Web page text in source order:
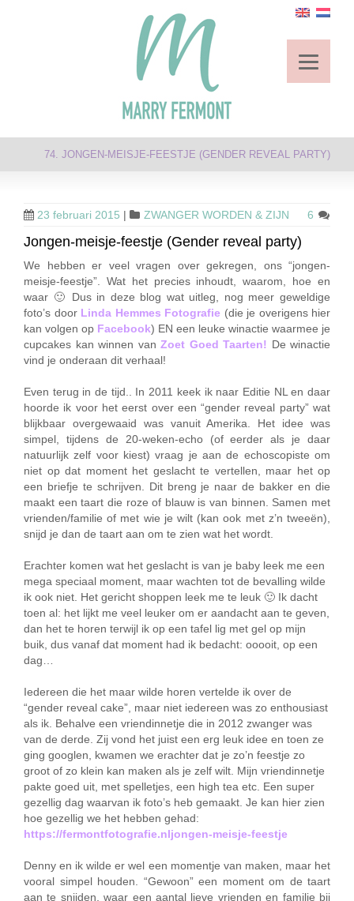
74. JONGEN-MEISJE-FEESTJE (GENDER REVEAL PARTY)
23 februari 2015 | ZWANGER WORDEN & ZIJN 6
Jongen-meisje-feestje (Gender reveal party)
We hebben er veel vragen over gekregen, ons “jongen-
meisje-feestje”. Wat het precies inhoudt, waarom, hoe en
waar 🙂 Dus in deze blog wat uitleg, nog meer geweldige
foto’s door Linda Hemmes Fotografie (die je overigens hier
kan volgen op Facebook) EN een leuke winactie waarmee je
cupcakes kan winnen van Zoet Goed Taarten! De winactie
vind je onderaan dit verhaal!
Even terug in de tijd.. In 2011 keek ik naar Editie NL en daar
hoorde ik voor het eerst over een “gender reveal party” wat
blijkbaar overgewaaid was vanuit Amerika. Het idee was
simpel, tijdens de 20-weken-echo (of eerder als je daar
natuurlijk zelf voor kiest) vraag je aan de echoscopiste om
niet op dat moment het geslacht te vertellen, maar het op
een briefje te schrijven. Dit breng je naar de bakker en die
maakt een taart die roze of blauw is van binnen. Samen met
vrienden/familie of met wie je wilt (kan ook met z’n tweeën),
snijd je dan de taart aan om te zien wat het wordt.
Erachter komen wat het geslacht is van je baby leek me een
mega speciaal moment, maar wachten tot de bevalling wilde
ik ook niet. Het gericht shoppen leek me te leuk 🙂 Ik dacht
toen al: het lijkt me veel leuker om er aandacht aan te geven,
dan het te horen terwijl ik op een tafel lig met gel op mijn
buik, dus vanaf dat moment had ik bedacht: ooooit, op een
dag…
Iedereen die het maar wilde horen vertelde ik over de
“gender reveal cake”, maar niet iedereen was zo enthousiast
als ik. Behalve een vriendinnetje die in 2012 zwanger was
van de derde. Zij vond het juist een erg leuk idee en toen ze
ging googlen, kwamen we erachter dat je zo’n feestje zo
groot of zo klein kan maken als je zelf wilt. Mijn vriendinnetje
pakte goed uit, met spelletjes, een high tea etc. Een super
gezellig dag waarvan ik foto’s heb gemaakt. Je kan hier zien
hoe gezellig we het hebben gehad:
https://fermontfotografie.nljongen-meisje-feestje
Denny en ik wilde er wel een momentje van maken, maar het
vooral simpel houden. “Gewoon” een moment om de taart
aan te snijden, waar een aantal lieve vrienden en familie bij